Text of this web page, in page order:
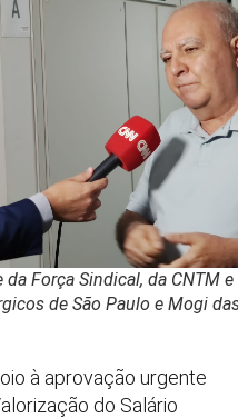
Força Sindical, da CNTM e
de São Paulo e Mogi
à aprovação urgente
do Salário